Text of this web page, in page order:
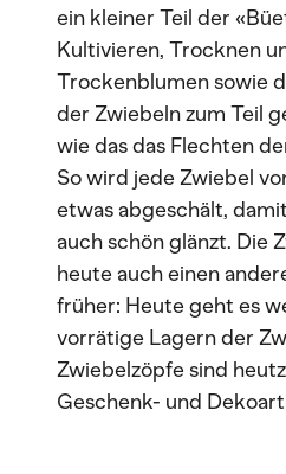
ein kleiner Teil der
Kultivieren, Trocknen
Trockenblumen sowie
der Zwiebeln zum Teil
wie das das Flechten
So wird jede Zwiebel
etwas abgeschält,
auch schön glänzt. Die
heute auch einen
früher: Heute geht es
vorrätige Lagern der
Zwiebelzöpfe sind
Geschenk- und